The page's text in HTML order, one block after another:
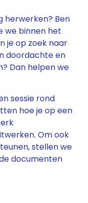
herwerken? Ben
we binnen het
je op zoek naar
doordachte en
Dan helpen we
sessie rond
hoe je op een
Om ook
stellen we
documenten